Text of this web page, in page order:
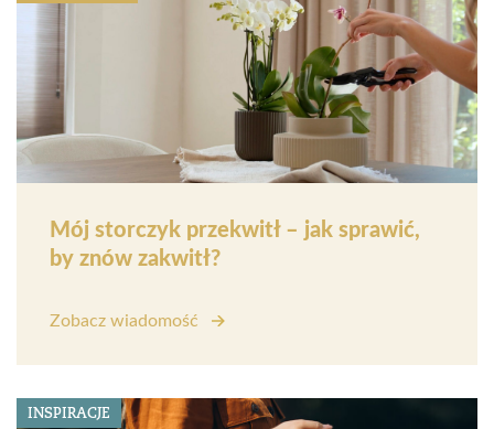
Mój storczyk przekwitł – jak sprawić,
by znów zakwitł?
Zobacz wiadomość
INSPIRACJE